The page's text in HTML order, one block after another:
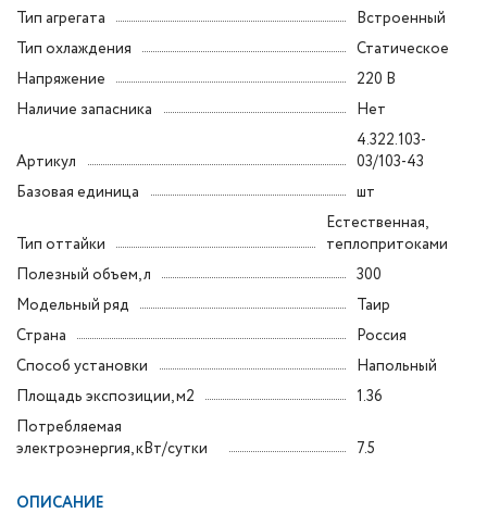
Тип агрегата
Встроенный
Тип охлаждения
Статическое
Напряжение
220 В
Наличие запасника
Нет
Артикул
4.322.103-
03/103-43
Базовая единица
шт
Тип оттайки
Естественная,
теплопритоками
Полезный объем, л
300
Модельный ряд
Таир
Страна
Россия
Способ установки
Напольный
Площадь экспозиции, м2
1.36
Потребляемая
электроэнергия, кВт/сутки
7.5
ОПИСАНИЕ